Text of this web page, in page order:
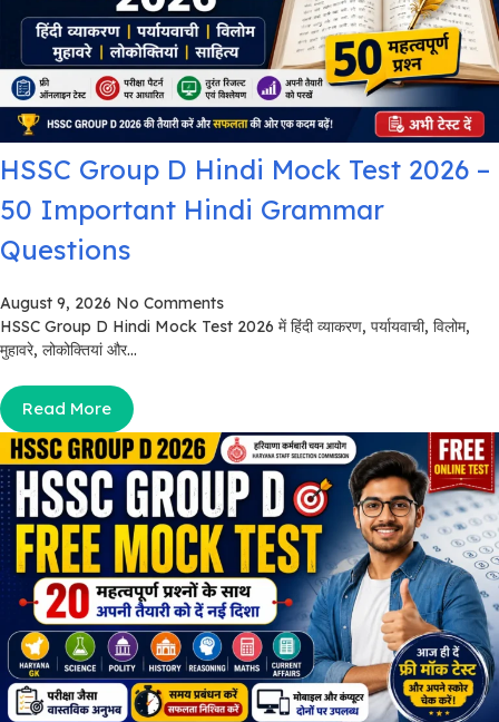
HSSC Group D Hindi Mock Test 2026 –
50 Important Hindi Grammar
Questions
August 9, 2026 No Comments
HSSC Group D Hindi Mock Test 2026 में हिंदी व्याकरण, पर्यायवाची, विलोम,
मुहावरे, लोकोक्तियां और...
Read More